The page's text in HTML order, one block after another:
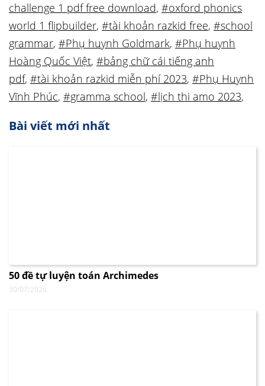
challenge 1 pdf free download, #oxford phonics
world 1 flipbuilder, #tài khoản razkid free, #school
grammar, #Phụ huynh Goldmark, #Phụ huynh
Hoàng Quốc Việt, #bảng chữ cái tiếng anh
pdf, #tài khoản razkid miễn phí 2023, #Phụ Huynh
Vĩnh Phúc, #gramma school, #lịch thi amo 2023,
Bài viết mới nhất
50 đề tự luyện toán Archimedes
30/07/2026